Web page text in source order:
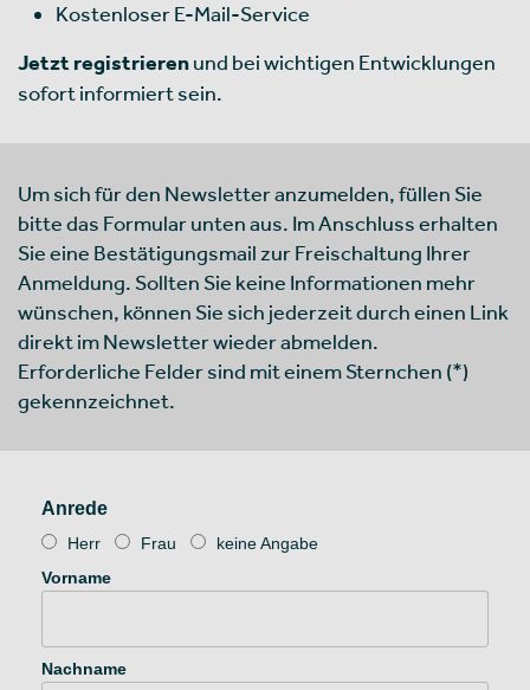
Kostenloser E-Mail-Service
Jetzt registrierenund bei wichtigen Entwicklungen
sofort informiert sein.
Um sich für den Newsletter anzumelden, füllen Sie
bitte das Formular unten aus. Im Anschluss erhalten
Sie eine Bestätigungsmail zur Freischaltung Ihrer
Anmeldung. Sollten Sie keine Informationen mehr
wünschen, können Sie sich jederzeit durch einen Link
direkt im Newsletter wieder abmelden.
Erforderliche Felder sind mit einem Sternchen (*)
gekennzeichnet.
Anrede
Herr Frau
keine Angabe
Vorname
Nachname